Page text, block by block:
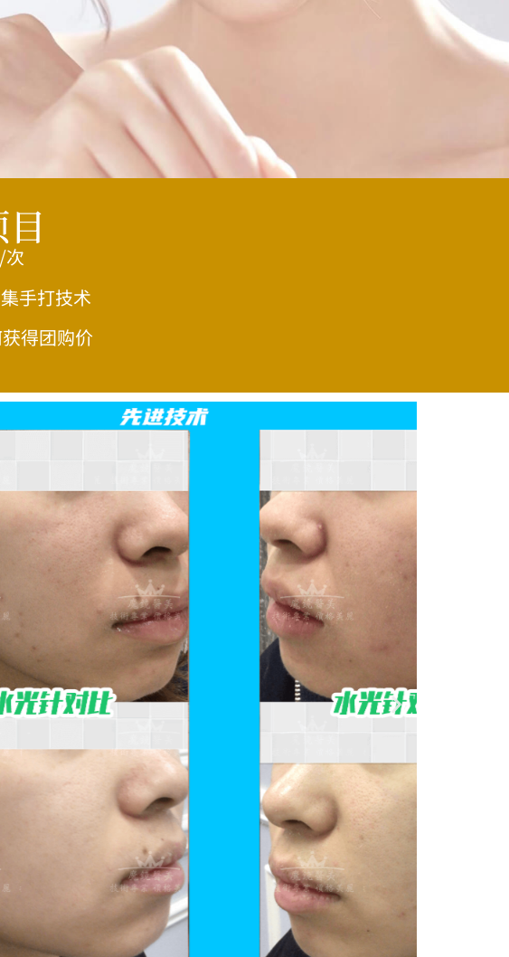
次
手打技术
得团购价